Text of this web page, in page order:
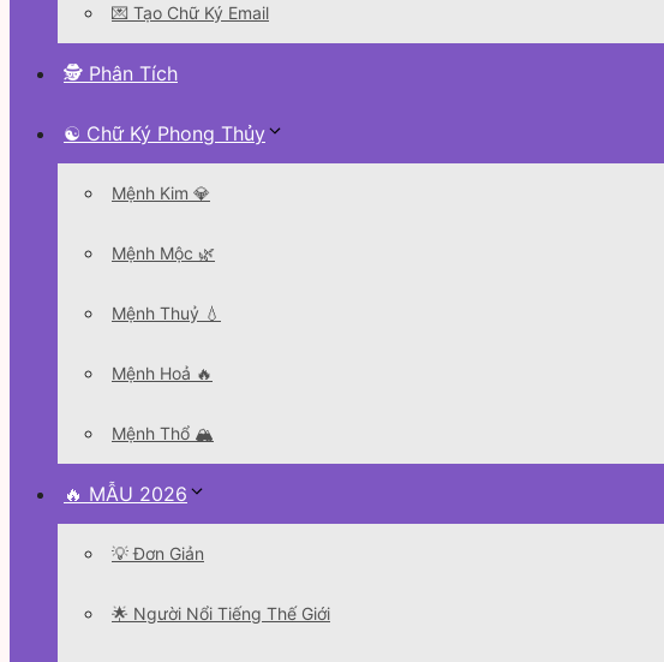
💌 Tạo Chữ Ký Email
🕵 Phân Tích
☯ Chữ Ký Phong Thủy
Mệnh Kim 💎
Mệnh Mộc 🌿
Mệnh Thuỷ 💧
Mệnh Hoả 🔥
Mệnh Thổ 🏔️
🔥 MẪU 2026
💡 Đơn Giản
🌟 Người Nổi Tiếng Thế Giới